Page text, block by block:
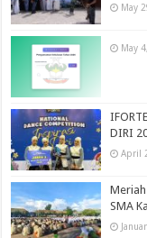
May
May
DIRI
April
Meriah
SMA